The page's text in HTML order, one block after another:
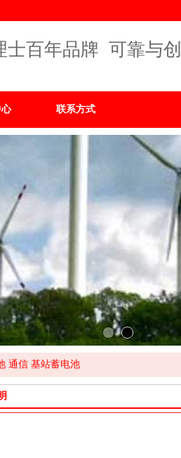
士百年品牌 可靠与
联系方式
通信 基站蓄电池